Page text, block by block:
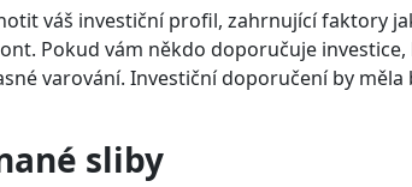
váš investiční profil, zahrnující faktory
Pokud vám někdo doporučuje
varování. Investiční doporučení by měla
sliby